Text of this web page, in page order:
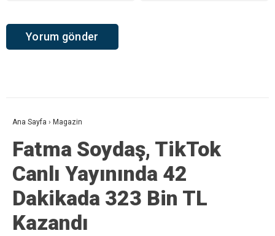
Ana Sayfa › Magazin
Fatma Soydaş, TikTok
Canlı Yayınında 42
Dakikada 323 Bin TL
Kazandı